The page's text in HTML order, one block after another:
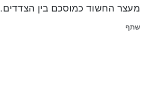
מעצר החשוד כמוסכם בין הצדדים.
שתף